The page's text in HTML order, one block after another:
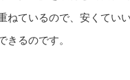
ねているので、安くてい
きるのです。